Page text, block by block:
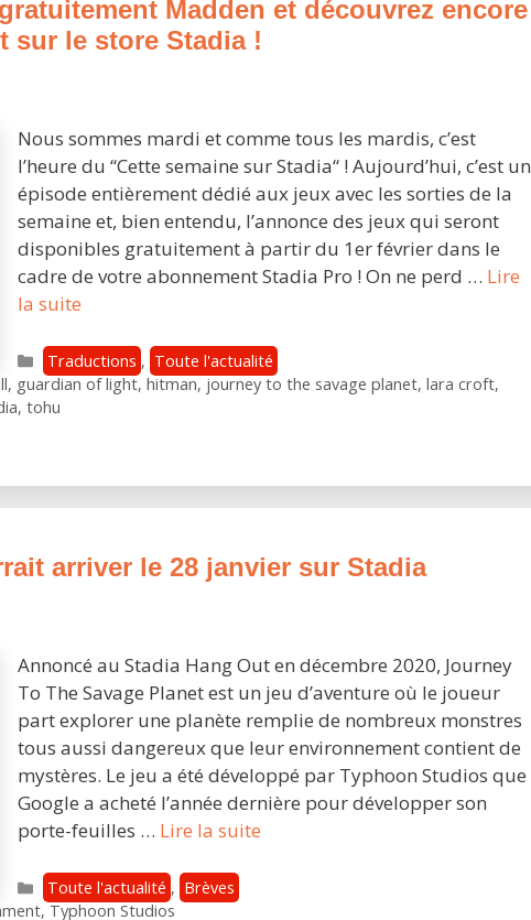
Madden et découvrez encore
sur le store Stadia !
Nous sommes mardi et comme tous les mardis, c’est
l’heure du “Cette semaine sur Stadia“ ! Aujourd’hui, c’est un
épisode entièrement dédié aux jeux avec les sorties de la
semaine et, bien entendu, l’annonce des jeux qui seront
disponibles gratuitement à partir du 1er février dans le
cadre de votre abonnement Stadia Pro ! On ne perd … Lire
la suiteCette
sur
Stadia
encore
nouveaux
jeux
Stadia
Pro
et
sur
le
Stadia
!
Catégories
Traductions , Toute l'actualité
, guardian of light,hitman, journey to the savage planet,lara croft,
, tohu
arriver le 28 janvier sur Stadia
Annoncé au Stadia Hang Out en décembre 2020, Journey
To The Savage Planet est un jeu d’aventure où le joueur
part explorer une planète remplie de nombreux monstres
tous aussi dangereux que leur environnement contient de
mystères. Le jeu a été développé par Typhoon Studios que
Google a acheté l’année dernière pour développer son
porte-feuilles … Lire la suiteJourney
Catégories
Toute l'actualité , Brèves
, Typhoon Studios